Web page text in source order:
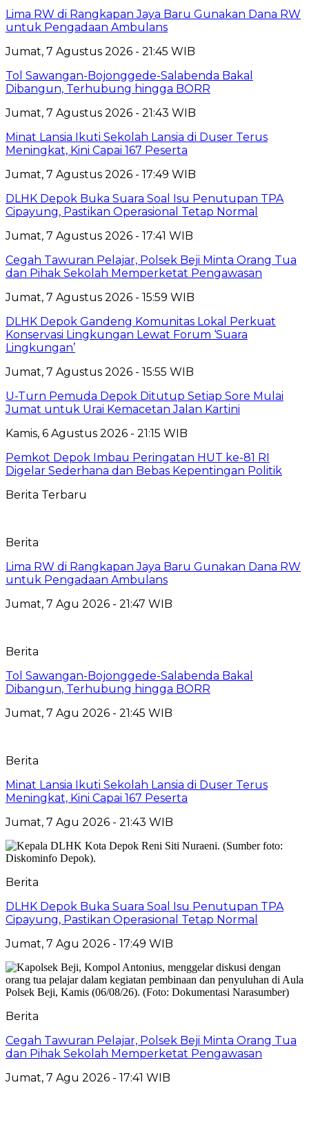
Lima RW di Rangkapan Jaya Baru Gunakan Dana RW
untuk Pengadaan Ambulans
Jumat, 7 Agustus 2026 - 21:45 WIB
Tol Sawangan-Bojonggede-Salabenda Bakal
Dibangun, Terhubung hingga BORR
Jumat, 7 Agustus 2026 - 21:43 WIB
Minat Lansia Ikuti Sekolah Lansia di Duser Terus
Meningkat, Kini Capai 167 Peserta
Jumat, 7 Agustus 2026 - 17:49 WIB
DLHK Depok Buka Suara Soal Isu Penutupan TPA
Cipayung, Pastikan Operasional Tetap Normal
Jumat, 7 Agustus 2026 - 17:41 WIB
Cegah Tawuran Pelajar, Polsek Beji Minta Orang Tua
dan Pihak Sekolah Memperketat Pengawasan
Jumat, 7 Agustus 2026 - 15:59 WIB
DLHK Depok Gandeng Komunitas Lokal Perkuat
Konservasi Lingkungan Lewat Forum ‘Suara
Lingkungan’
Jumat, 7 Agustus 2026 - 15:55 WIB
U-Turn Pemuda Depok Ditutup Setiap Sore Mulai
Jumat untuk Urai Kemacetan Jalan Kartini
Kamis, 6 Agustus 2026 - 21:15 WIB
Pemkot Depok Imbau Peringatan HUT ke-81 RI
Digelar Sederhana dan Bebas Kepentingan Politik
Berita Terbaru
Berita
Lima RW di Rangkapan Jaya Baru Gunakan Dana RW
untuk Pengadaan Ambulans
Jumat, 7 Agu 2026 - 21:47 WIB
Berita
Tol Sawangan-Bojonggede-Salabenda Bakal
Dibangun, Terhubung hingga BORR
Jumat, 7 Agu 2026 - 21:45 WIB
Berita
Minat Lansia Ikuti Sekolah Lansia di Duser Terus
Meningkat, Kini Capai 167 Peserta
Jumat, 7 Agu 2026 - 21:43 WIB
Berita
DLHK Depok Buka Suara Soal Isu Penutupan TPA
Cipayung, Pastikan Operasional Tetap Normal
Jumat, 7 Agu 2026 - 17:49 WIB
Berita
Cegah Tawuran Pelajar, Polsek Beji Minta Orang Tua
dan Pihak Sekolah Memperketat Pengawasan
Jumat, 7 Agu 2026 - 17:41 WIB